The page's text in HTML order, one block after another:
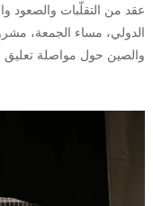
عقد من التقلّبات والصعود
الدولي، مساء الجمعة،
والصين حول مواصلة تعليق